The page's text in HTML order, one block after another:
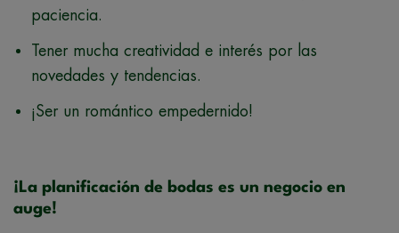
paciencia.
Tener mucha creatividad e interés por las
novedades y tendencias.
¡Ser un romántico empedernido!
¡La planificación de bodas es un negocio en
auge!